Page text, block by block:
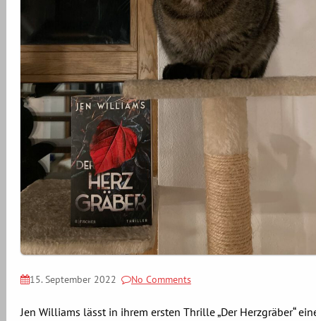
15. September 2022 No Comments
Jen Williams lässt in ihrem ersten Thrille „Der Herzgräber“